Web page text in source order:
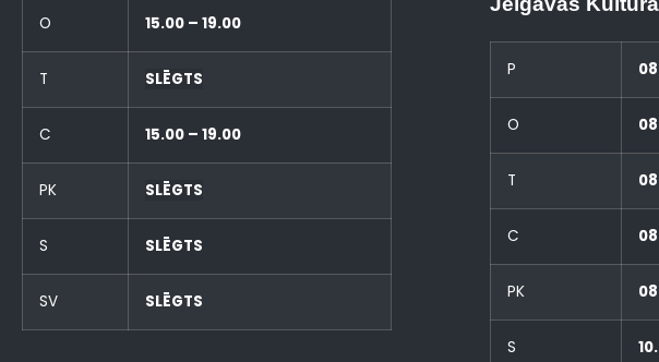
O 15.00 – 19.00
T SLĒGTS
C 15.00 – 19.00
PK SLĒGTS
S SLĒGTS
SV SLĒGTS
P
O
T
C
PK
S